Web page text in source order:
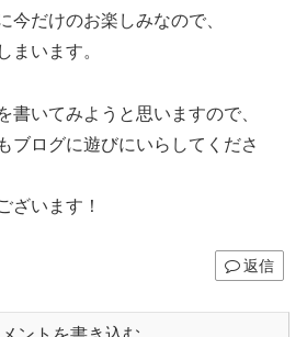
今だけのお楽しみなので、
まいます。
書いてみようと思いますので、
ブログに遊びにいらしてくださ
ざいます！
返信